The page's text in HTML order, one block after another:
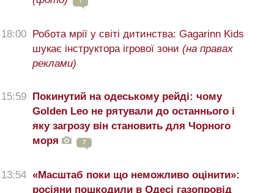
18:00
Робота мрії у світі дитинства: Gagarinn Kids
шукає інструктора ігрової зони (на правах
реклами)
15:59
Покинутий на одеському рейді: чому
Golden Leo не рятували до останнього і
яку загрозу він становить для Чорного
моря
7
13:54 «Масштаб поки що неможливо оцінити»:
росіяни пошкодили в Одесі газопровід